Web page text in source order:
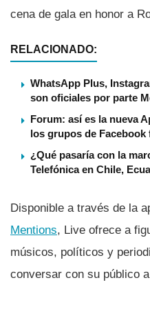
cena de gala en honor a
RELACIONADO:
WhatsApp Plus,
son oficiales por parte
Forum: así es la nueva
los grupos de Facebook
¿Qué pasaría con la
Telefónica en Chile,
Disponible a través de la
Mentions, Live ofrece a
músicos, polí­ticos y
conversar con su público